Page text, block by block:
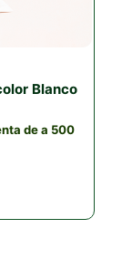
Blanco
de a 500